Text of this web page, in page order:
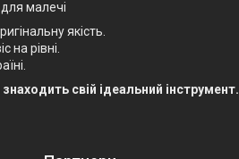
малечі
якість.
на рівні.
свій ідеальний інструмент.